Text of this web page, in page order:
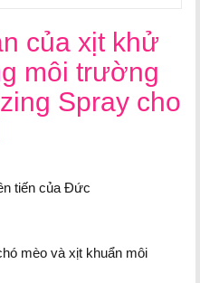
của xịt khử
môi trường
Spray cho
tiến của Đức
mèo và xịt khuẩn môi